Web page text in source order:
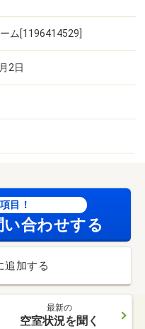
ム[1196414529]
2日
目！
合わせする
追加する
最新の
空室状況を聞く